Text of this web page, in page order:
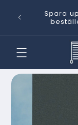
till
Spara
vidare till